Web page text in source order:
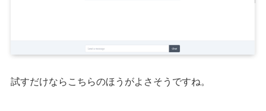
試すだけならこちらのほうがよさそうですね。